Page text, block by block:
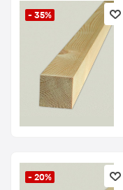
- 35%
- 20%